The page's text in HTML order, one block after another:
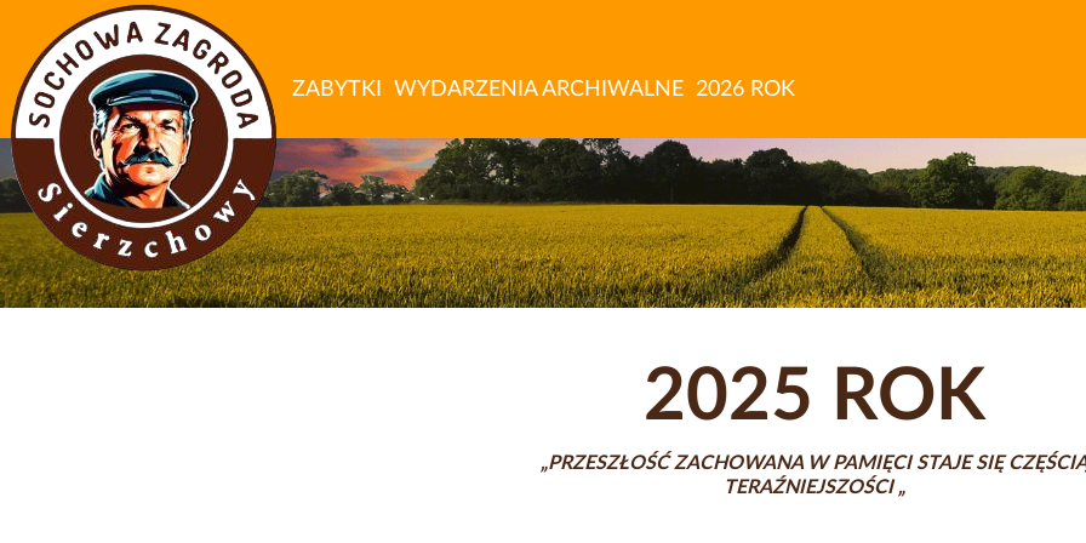
ZABYTKI WYDARZENIA ARCHIWALNE 2026 ROK
2025 ROK
„PRZESZŁOŚĆ ZACHOWANA W PAMIĘCI STAJE SIĘ
TERAŹNIEJSZOŚCI „